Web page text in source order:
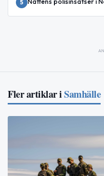
5
Fler artiklar iSamhälle